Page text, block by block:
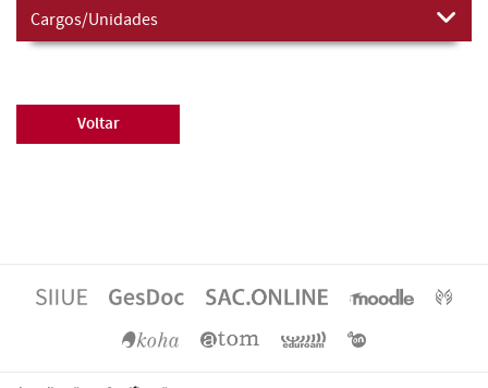
Cargos/Unidades
Voltar